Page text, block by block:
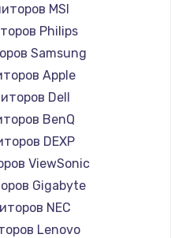
NFC
MSI
Philips
Samsung
Apple
Dell
BenQ
DEXP
ViewSonic
Gigabyte
NEC
Lenovo